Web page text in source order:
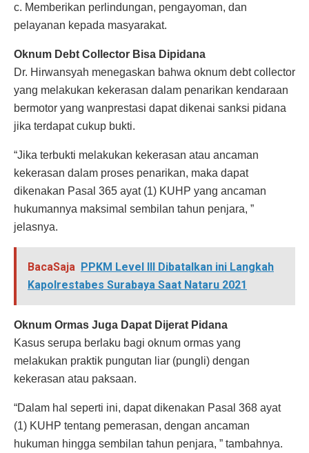
c. Memberikan perlindungan, pengayoman, dan
pelayanan kepada masyarakat.
Oknum Debt Collector Bisa Dipidana
Dr. Hirwansyah menegaskan bahwa oknum debt collector
yang melakukan kekerasan dalam penarikan kendaraan
bermotor yang wanprestasi dapat dikenai sanksi pidana
jika terdapat cukup bukti.
“Jika terbukti melakukan kekerasan atau ancaman
kekerasan dalam proses penarikan, maka dapat
dikenakan Pasal 365 ayat (1) KUHP yang ancaman
hukumannya maksimal sembilan tahun penjara, ”
jelasnya.
BacaSaja PPKM Level III Dibatalkan ini Langkah
Kapolrestabes Surabaya Saat Nataru 2021
Oknum Ormas Juga Dapat Dijerat Pidana
Kasus serupa berlaku bagi oknum ormas yang
melakukan praktik pungutan liar (pungli) dengan
kekerasan atau paksaan.
“Dalam hal seperti ini, dapat dikenakan Pasal 368 ayat
(1) KUHP tentang pemerasan, dengan ancaman
hukuman hingga sembilan tahun penjara, ” tambahnya.